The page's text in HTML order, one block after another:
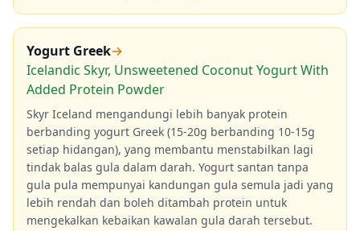
Yogurt Greek→
Icelandic Skyr, Unsweetened Coconut Yogurt With
Added Protein Powder
Skyr Iceland mengandungi lebih banyak protein
berbanding yogurt Greek (15-20g berbanding 10-15g
setiap hidangan), yang membantu menstabilkan lagi
tindak balas gula dalam darah. Yogurt santan tanpa
gula pula mempunyai kandungan gula semula jadi yang
lebih rendah dan boleh ditambah protein untuk
mengekalkan kebaikan kawalan gula darah tersebut.